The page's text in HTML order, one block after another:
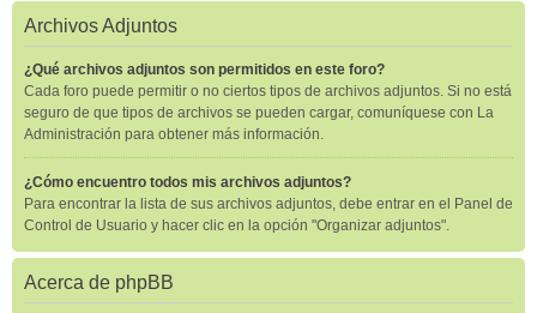
Archivos Adjuntos
¿Qué archivos adjuntos son permitidos en este foro?
Cada foro puede permitir o no ciertos tipos de archivos adjuntos. Si no está
seguro de que tipos de archivos se pueden cargar, comuníquese con La
Administración para obtener más información.
¿Cómo encuentro todos mis archivos adjuntos?
Para encontrar la lista de sus archivos adjuntos, debe entrar en el Panel de
Control de Usuario y hacer clic en la opción "Organizar adjuntos".
Acerca de phpBB